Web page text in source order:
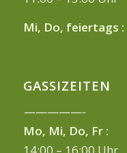
Mi, Do, feiertags :
GASSIZEITEN
—————-
Mo, Mi, Do, Fr :